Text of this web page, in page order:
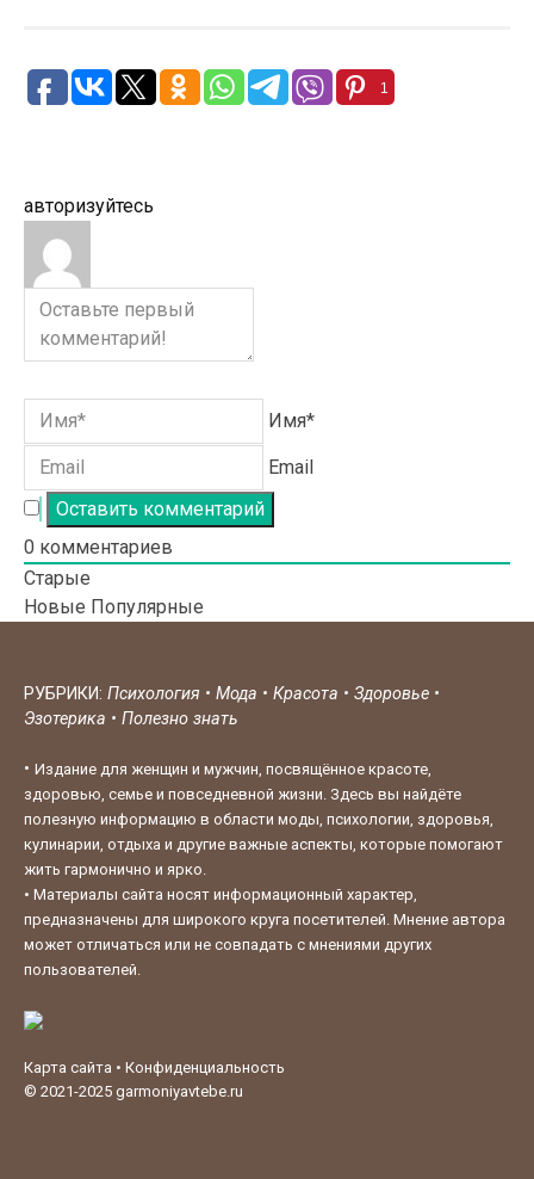
1
авторизуйтесь
Имя*
Email
0 комментариев
Старые
Новые Популярные
РУБРИКИ: Психология • Мода • Красота • Здоровье •
Эзотерика • Полезно знать
• Издание для женщин и мужчин, посвящённое красоте,
здоровью, семье и повседневной жизни. Здесь вы найдёте
полезную информацию в области моды, психологии, здоровья,
кулинарии, отдыха и другие важные аспекты, которые помогают
жить гармонично и ярко.
• Материалы сайта носят информационный характер,
предназначены для широкого круга посетителей. Мнение автора
может отличаться или не совпадать с мнениями других
пользователей.
Карта сайта • Конфиденциальность
© 2021-2025 garmoniyavtebe.ru